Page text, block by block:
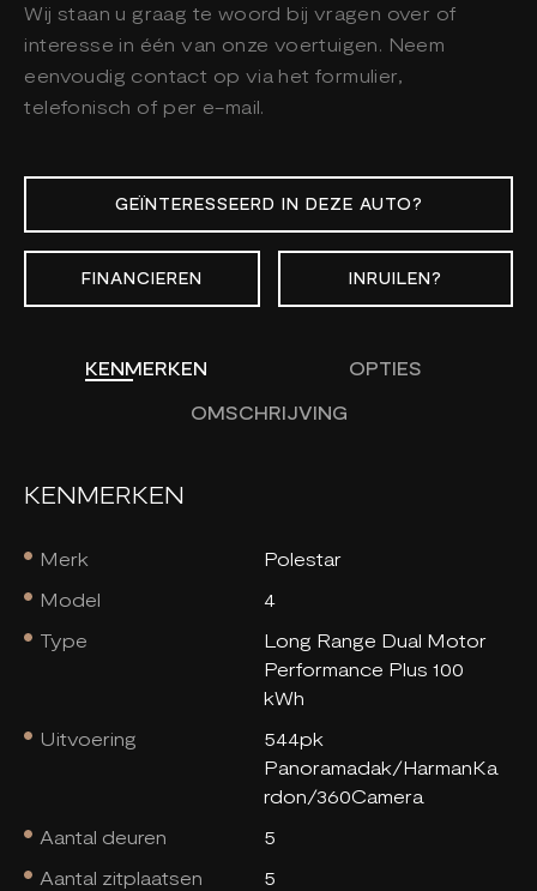
Wij staan u graag te woord bij vragen over of
interesse in één van onze voertuigen. Neem
eenvoudig contact op via het formulier,
telefonisch of per e-mail.
GEÏNTERESSEERD IN DEZE AUTO?
FINANCIEREN INRUILEN?
KENMERKEN OPTIES
OMSCHRIJVING
KENMERKEN
Merk
Polestar
Model
4
Type
Long Range Dual Motor
Performance Plus 100
kWh
Uitvoering
544pk
Panoramadak/HarmanKa
rdon/360Camera
Aantal deuren
5
Aantal zitplaatsen
5